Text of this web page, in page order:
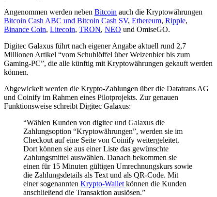
Angenommen werden neben Bitcoin auch die Kryptowährungen
Bitcoin Cash ABC und Bitcoin Cash SV, Ethereum, Ripple,
Binance Coin, Litecoin, TRON, NEO und OmiseGO.
Digitec Galaxus führt nach eigener Angabe aktuell rund 2,7
Millionen Artikel “vom Schuhlöffel über Weizenbier bis zum
Gaming-PC”, die alle künftig mit Kryptowährungen gekauft werden
können.
Abgewickelt werden die Krypto-Zahlungen über die Datatrans AG
und Coinify im Rahmen eines Pilotprojekts. Zur genauen
Funktionsweise schreibt Digitec Galaxus:
“Wählen Kunden von digitec und Galaxus die
Zahlungsoption “Kryptowährungen”, werden sie im
Checkout auf eine Seite von Coinify weitergeleitet.
Dort können sie aus einer Liste das gewünschte
Zahlungsmittel auswählen. Danach bekommen sie
einen für 15 Minuten gültigen Umrechnungskurs sowie
die Zahlungsdetails als Text und als QR-Code. Mit
einer sogenannten Krypto-Wallet können die Kunden
anschließend die Transaktion auslösen.”